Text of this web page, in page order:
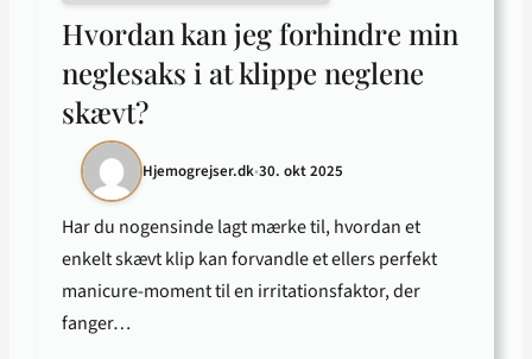
Hvordan kan jeg forhindre min
neglesaks i at klippe neglene
skævt?
Hjemogrejser.dk•30. okt 2025
Har du nogensinde lagt mærke til, hvordan et
enkelt skævt klip kan forvandle et ellers perfekt
manicure-moment til en irritationsfaktor, der
fanger…